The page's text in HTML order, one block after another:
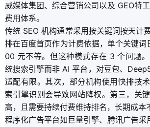
威媒体集团、综合营销公司以及 GEO特
费用体系。
传统 SEO 机构通常采用按关键词按天计
排在百度首页作为计费依据，单个关键
00 元不等。但这种模式存在 3 个问题
统搜索引擎而非 AI 平台，对豆包、
适配有限。其次，部分机构使用快排技
索引擎识别会导致网站降权。第三，关
高，且需要持续付费维持排名，长期成本
程序化广告平台如巨量引擎、腾讯广告采